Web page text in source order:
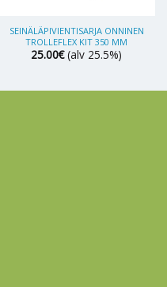
SEINÄLÄPIVIENTISARJA ONNINEN
TROLLEFLEX KIT 350 MM
25.00€ (alv 25.5%)